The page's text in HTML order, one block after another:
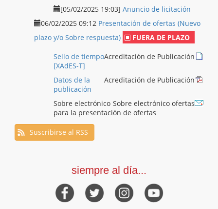
[05/02/2025 19:03] Anuncio de licitación
06/02/2025 09:12 Presentación de ofertas (Nuevo
plazo y/o Sobre respuesta)
FUERA DE PLAZO
Acreditación de Publicación
Sello de tiempo
[XAdES-T]
Acreditación de Publicación
Datos de la
publicación
Sobre electrónico ofertas
Sobre electrónico
para la presentación de ofertas
Suscribirse al RSS
siempre al día...